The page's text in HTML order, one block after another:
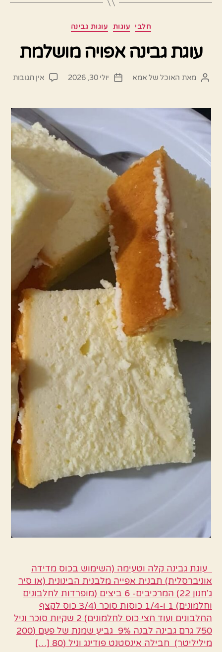
קטגוריות חלבי עוגות עוגות גבינה
עוגת גבינה אפויה מושלמת
המחבר
מאת האוכל של אמא
תאריך
יולי 30, 2026 אין תגובות
עוגת גבינה קלה וטעימה (השימוש בכוס מדידה
אוניברסלית) תבנית אפייה מלבנית הבינונית (או סיר
ג'חנון 22) המרכיבים- 6 ביצים (מופרדות לחלבונים
וחלמונים) 1 ו-1/4 כוסות סוכר (3/4 כוס לקצף
החלבונים ועוד חצי כוס לחלמונים) 2 שקיות סוכר וניל
750 גרם גבינה לבנה 9% גביע שמנת של פעם (200
מיליליטר) חבילה אינסטנט פודינג וניל (80 […]